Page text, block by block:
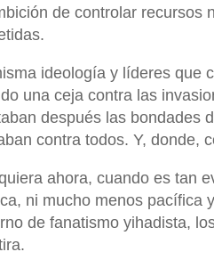
de controlar recursos
ideología y líderes que
una ceja contra las
después las bondades
contra todos. Y, donde,
ahora, cuando es tan
ni mucho menos pacífica
de fanatismo yihadista,